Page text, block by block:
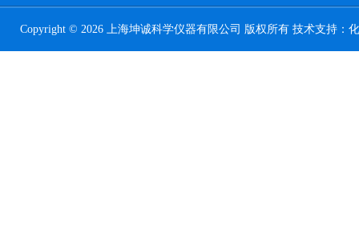
Copyright © 2026 上海坤诚科学仪器有限公司 版权所有 技术支持：